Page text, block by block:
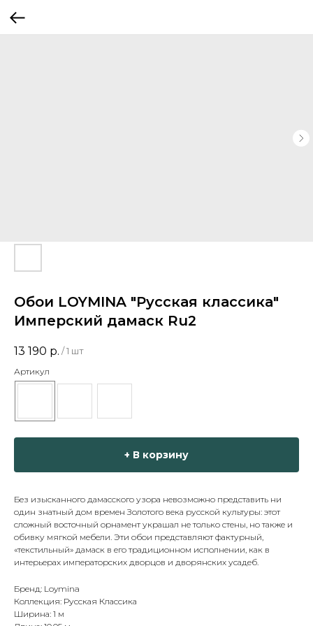
Обои LOYMINA "Русская классика"
Имперский дамаск Ru2
13 190 р. / 1 шт
Артикул
+ В корзину
Без изысканного дамасского узора невозможно представить ни
один знатный дом времен Золотого века русской культуры: этот
сложный восточный орнамент украшал не только стены, но также и
обивку мягкой мебели. Эти обои представляют фактурный,
«текстильный» дамаск в его традиционном исполнении, как в
интерьерах императорских дворцов и дворянских усадеб.
Бренд: Loymina
Коллекция: Русская Классика
Ширина: 1 м